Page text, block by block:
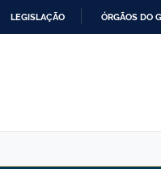
LEGISLAÇÃO ÓRGÃOS DO